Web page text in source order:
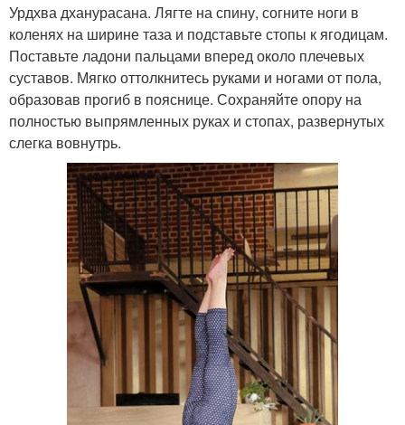
Урдхва дханурасана. Лягте на спину, согните ноги в
коленях на ширине таза и подставьте стопы к ягодицам.
Поставьте ладони пальцами вперед около плечевых
суставов. Мягко оттолкнитесь руками и ногами от пола,
образовав прогиб в пояснице. Сохраняйте опору на
полностью выпрямленных руках и стопах, развернутых
слегка вовнутрь.